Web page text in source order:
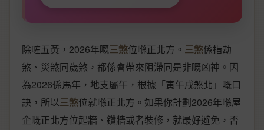
除咗五黃，2026年嘅三煞位喺正北方。 三煞係指劫
煞、災煞同歲煞，都係會帶來阻滯同是非嘅凶神。因
為2026係馬年，地支屬午，根據「寅午戌煞北」嘅口
訣，所以三煞位就喺正北方。如果你計劃2026年喺屋
企嘅正北方位起牆、鑽牆或者裝修，就最好避免，否